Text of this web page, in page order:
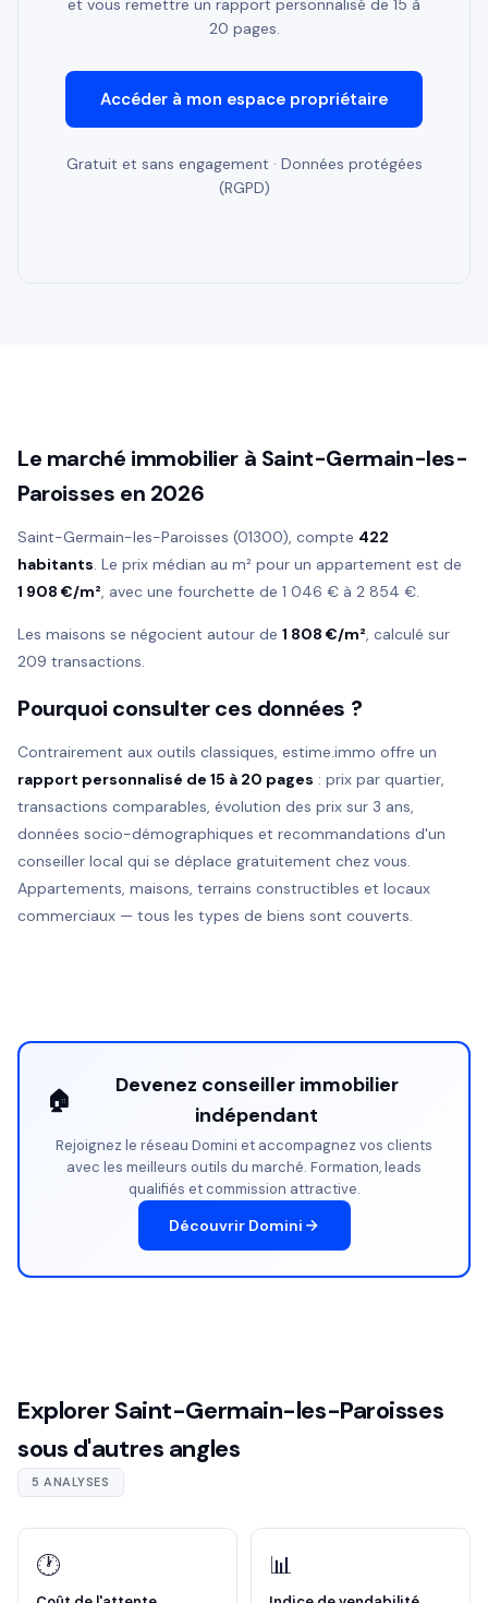
et vous remettre un rapport personnalisé de 15 à
20 pages.
Accéder à mon espace propriétaire
Gratuit et sans engagement · Données protégées
(RGPD)
Le marché immobilier à Saint-Germain-les-
Paroisses en 2026
Saint-Germain-les-Paroisses (01300), compte 422
habitants. Le prix médian au m² pour un appartement est de
1 908 €/m², avec une fourchette de 1 046 € à 2 854 €.
Les maisons se négocient autour de 1 808 €/m², calculé sur
209 transactions.
Pourquoi consulter ces données ?
Contrairement aux outils classiques, estime.immo offre un
rapport personnalisé de 15 à 20 pages : prix par quartier,
transactions comparables, évolution des prix sur 3 ans,
données socio-démographiques et recommandations d'un
conseiller local qui se déplace gratuitement chez vous.
Appartements, maisons, terrains constructibles et locaux
commerciaux — tous les types de biens sont couverts.
🏠
Devenez conseiller immobilier
indépendant
Rejoignez le réseau Domini et accompagnez vos clients
avec les meilleurs outils du marché. Formation, leads
qualifiés et commission attractive.
Découvrir Domini
Explorer Saint-Germain-les-Paroisses
sous d'autres angles
5 ANALYSES
🕐 📊